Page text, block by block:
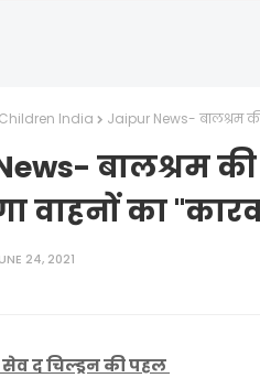
India Jaipur News- बालश्रम
बालश्रम
वाहनों का
24, 2021
द चिल्ड्रन की पहल